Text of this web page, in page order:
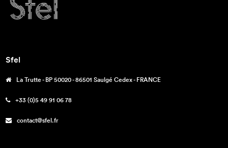
Sfel
La Trutte - BP 50020 - 86501 Saulgé Cedex - FRANCE
+33 (0)5 49 91 06 78
contact@sfel.fr